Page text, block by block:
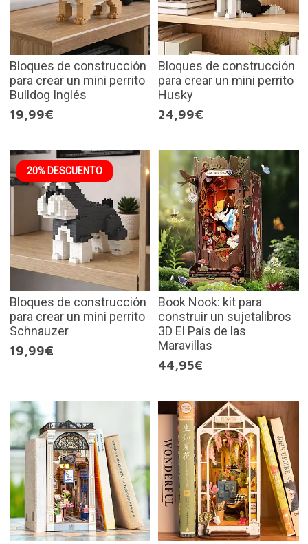
Bloques de construcción
para crear un mini perrito
Bulldog Inglés
19,99€
Bloques de construcción
para crear un mini perrito
Husky
24,99€
20% DESCUENTO
Bloques de construcción
para crear un mini perrito
Schnauzer
19,99€
Book Nook: kit para
construir un sujetalibros
3D El País de las
Maravillas
44,95€